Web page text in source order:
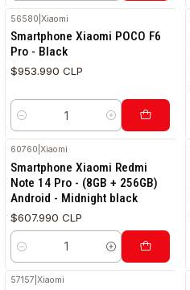
56580 |Xiaomi
Smartphone Xiaomi POCO F6
Pro - Black
$953.990 CLP
Cantidad
60760 |Xiaomi
Smartphone Xiaomi Redmi
Note 14 Pro - (8GB + 256GB)
Android - Midnight black
$607.990 CLP
Cantidad
57157 |Xiaomi